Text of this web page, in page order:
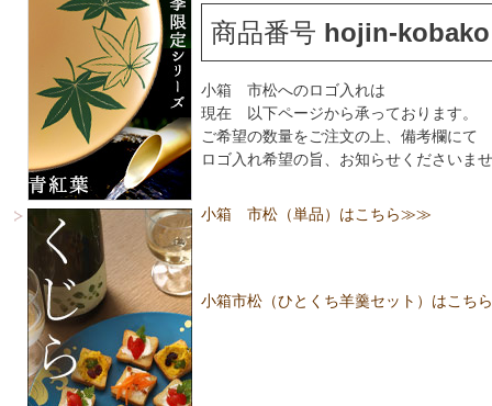
商品番号 hojin-kobako
小箱 市松へのロゴ入れは
現在 以下ページから承っております。
ご希望の数量をご注文の上、備考欄にて
ロゴ入れ希望の旨、お知らせくださいま
小箱 市松（単品）はこちら≫≫
小箱市松（ひとくち羊羹セット）はこ